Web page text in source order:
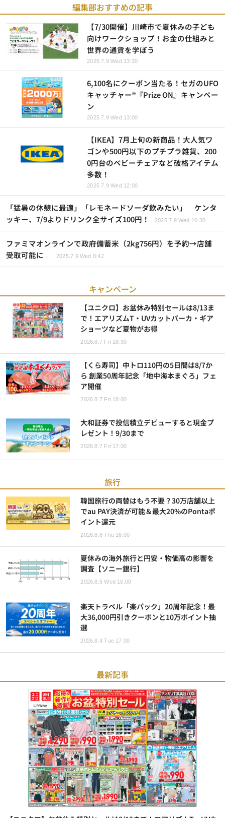
編集部おすすめの記事
【7/30開催】川崎市で夏休みの子ども
向けワークショップ！お金の仕組みと
世界の通貨を学ぼう
2025.7.9 Wed 13:30
6,100名にクーポン当たる！セガのUFO
キャッチャー®『Prize ON』キャンペー
ン
2025.7.9 Wed 13:00
【IKEA】7月上旬の新商品！大人気ワ
ゴンや500円以下のプチプラ雑貨、200
0円台のベビーチェアなど破格アイテム
多数！
2025.7.9 Wed 12:00
「猛暑の休憩に最適」「レモネードソーダ飲みたい」 ケンタ
ッキー、7/9よりドリンク全サイズ100円！
2025.7.9 Wed 10:30
ファミマオンラインで政府備蓄米（2kg756円）を予約→店舗
受取可能に
2025.7.9 Wed 8:42
キャンペーン
【ユニクロ】お盆休み特別セールは8/13ま
で！エアリズムT・UVカットパーカ・ギア
ショーツなど夏物がお得
2026.8.7 Fri 18:30
【くら寿司】中トロ110円の5日間は8/7か
ら 創業50周年記念「地中海本まぐろ」フェ
ア開催
2026.8.7 Fri 18:00
大和証券で投信積立デビューすると現金プ
レゼント！9/30まで
2026.8.7 Fri 17:00
旅行
韓国旅行の両替はもう不要？30万店舗以上
でau PAY決済が可能＆最大20%のPontaポ
イント還元
2026.8.6 Thu 16:00
夏休みの海外旅行と円安・物価高の影響を
調査【ソニー銀行】
2026.8.5 Wed 15:00
楽天トラベル「楽パック」20周年記念！最
大36,000円引きクーポンと10万ポイント抽
選
2026.8.4 Tue 17:00
最新記事